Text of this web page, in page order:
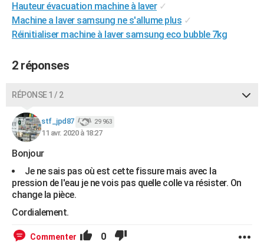
Hauteur évacuation machine à laver ✓
Machine a laver samsung ne s'allume plus ✓
Réinitialiser machine à laver samsung eco bubble 7kg
2 réponses
RÉPONSE 1 / 2
stf_jpd87 29 963
11 avr. 2020 à 18:27
Bonjour
Je ne sais pas où est cette fissure mais avec la
pression de l'eau je ne vois pas quelle colle va résister. On
change la pièce.
Cordialement.
Commenter 0